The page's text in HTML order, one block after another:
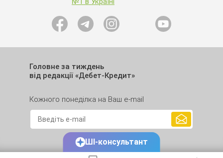
Головне за тиждень
від редакції «Дебет-Кредит»
Кожного понеділка на Ваш e-mail
ШІ-консультант